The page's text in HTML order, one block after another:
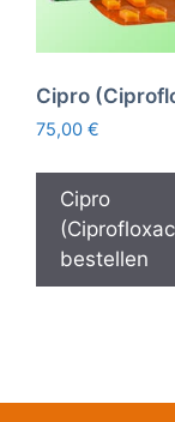
Cipro
75,00 €
Cipro
bestellen